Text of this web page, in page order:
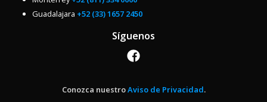
Guadalajara +52 (33) 1657 2450
Síguenos
Conozca nuestroAviso de Privacidad.